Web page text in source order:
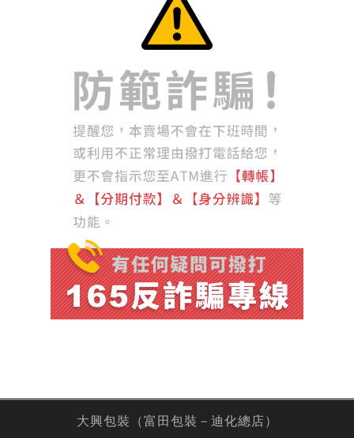
大興包裝（富田包裝－迪化總店）